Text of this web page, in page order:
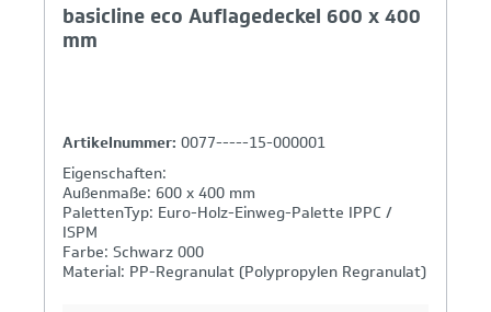
basicline eco Auflagedeckel 600 x 400
mm
Artikelnummer: 0077-----15-000001
Eigenschaften:
Außenmaße: 600 x 400 mm
PalettenTyp: Euro-Holz-Einweg-Palette IPPC /
ISPM
Farbe: Schwarz 000
Material: PP-Regranulat (Polypropylen Regranulat)